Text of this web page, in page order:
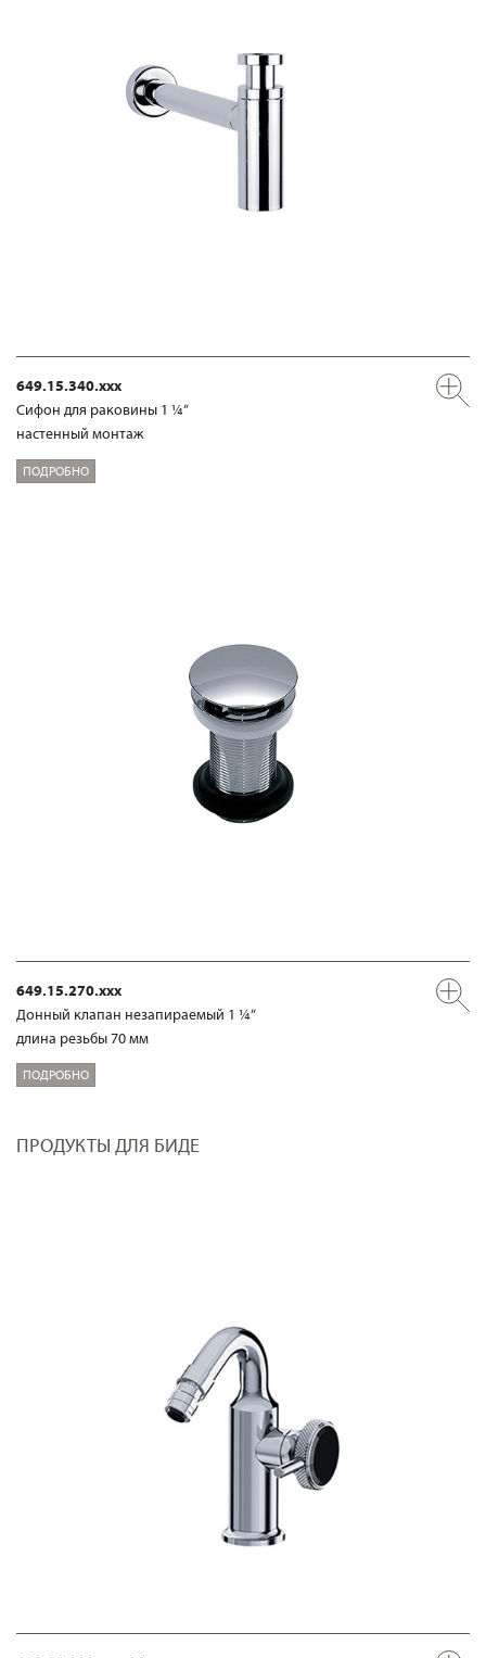
649.15.340.xxx
Сифон для раковины 1 ¼“
настенный монтаж
ПОДРОБНО
649.15.270.xxx
Донный клапан незапираемый 1 ¼“
длина резьбы 70 мм
ПОДРОБНО
ПРОДУКТЫ ДЛЯ БИДЕ